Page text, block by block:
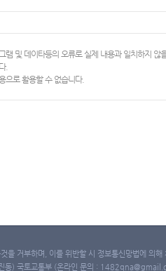
램 및 데이타등의 오류로 실제 내용과 일치하지
.
으로 활용할 수 없습니다.
을 거부하며, 이를 위반할 시 정보통신망법에 의
동) 국토교통부 (온라인 문의 :